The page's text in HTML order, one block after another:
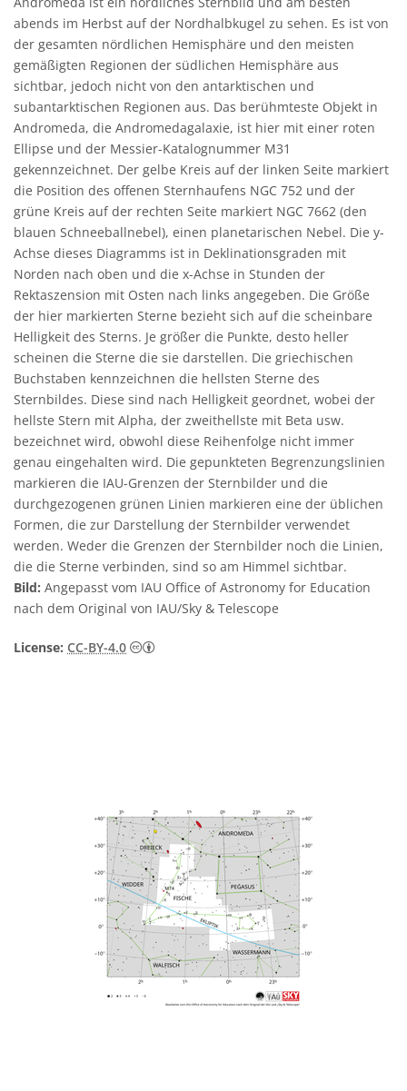
abends im Herbst auf der Nordhalbkugel zu sehen. Es ist von
der gesamten nördlichen Hemisphäre und den meisten
gemäßigten Regionen der südlichen Hemisphäre aus
sichtbar, jedoch nicht von den antarktischen und
subantarktischen Regionen aus. Das berühmteste Objekt in
Andromeda, die Andromedagalaxie, ist hier mit einer roten
Ellipse und der Messier-Katalognummer M31
gekennzeichnet. Der gelbe Kreis auf der linken Seite markiert
die Position des offenen Sternhaufens NGC 752 und der
grüne Kreis auf der rechten Seite markiert NGC 7662 (den
blauen Schneeballnebel), einen planetarischen Nebel. Die y-
Achse dieses Diagramms ist in Deklinationsgraden mit
Norden nach oben und die x-Achse in Stunden der
Rektaszension mit Osten nach links angegeben. Die Größe
der hier markierten Sterne bezieht sich auf die scheinbare
Helligkeit des Sterns. Je größer die Punkte, desto heller
scheinen die Sterne die sie darstellen. Die griechischen
Buchstaben kennzeichnen die hellsten Sterne des
Sternbildes. Diese sind nach Helligkeit geordnet, wobei der
hellste Stern mit Alpha, der zweithellste mit Beta usw.
bezeichnet wird, obwohl diese Reihenfolge nicht immer
genau eingehalten wird. Die gepunkteten Begrenzungslinien
markieren die IAU-Grenzen der Sternbilder und die
durchgezogenen grünen Linien markieren eine der üblichen
Formen, die zur Darstellung der Sternbilder verwendet
werden. Weder die Grenzen der Sternbilder noch die Linien,
die die Sterne verbinden, sind so am Himmel sichtbar.
Bild: Angepasst vom IAU Office of Astronomy for Education
nach dem Original von IAU/Sky & Telescope
License: CC-BY-4.0 Creative Commons Namensnennung 4.0